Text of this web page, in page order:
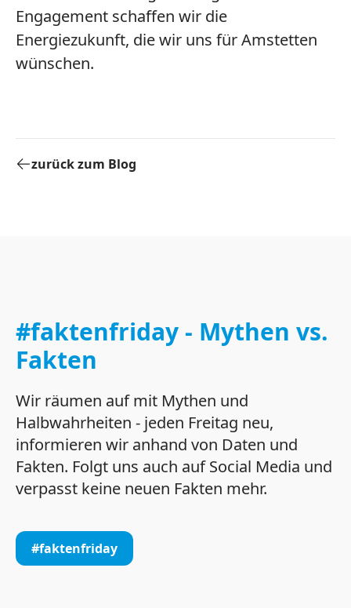
Engagement schaffen wir die
Energiezukunft, die wir uns für Amstetten
wünschen.
zurück zum Blog
#faktenfriday - Mythen vs.
Fakten
Wir räumen auf mit Mythen und
Halbwahrheiten - jeden Freitag neu,
informieren wir anhand von Daten und
Fakten. Folgt uns auch auf Social Media und
verpasst keine neuen Fakten mehr.
#faktenfriday